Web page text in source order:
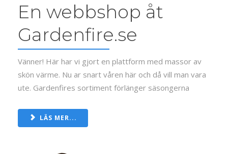
En webbshop åt
Gardenfire.se
Vänner! Här har vi gjort en plattform med massor av
skön värme. Nu ar snart våren här och då vill man vara
ute. Gardenfires sortiment förlänger säsongerna
LÄS MER...